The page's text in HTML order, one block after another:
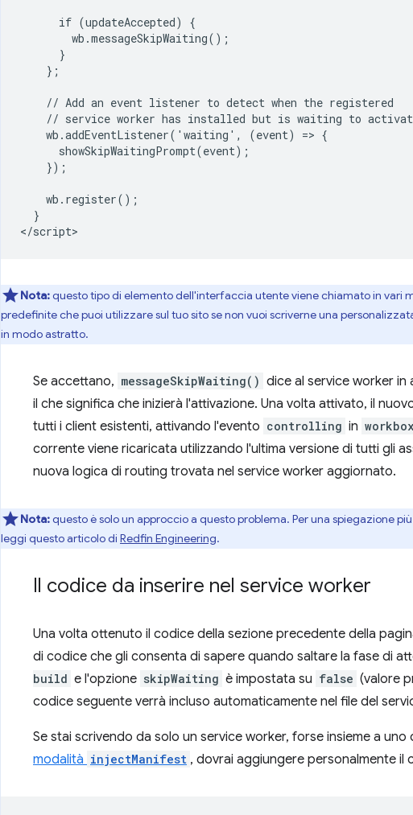
      if (updateAccepted) {
        wb.messageSkipWaiting();
      }
    };
    // Add an event listener to detect when the registered
// service worker has installed but is waiting to
    wb.addEventListener('waiting', (event) => {
      showSkipWaitingPrompt(event);
    });
    wb.register();
  }
Nota:questo tipo di elemento dell'interfaccia utente viene chiamato in vari
predefinite che puoi utilizzare sul tuo sito se non vuoi scriverne una
in modo astratto.
Se accettano, messageSkipWaiting() dice al service worker in
il che significa che inizierà l'attivazione. Una volta attivato, il
tutti i client esistenti, attivando l'evento controlling in
corrente viene ricaricata utilizzando l'ultima versione di tutti gli
nuova logica di routing trovata nel service worker aggiornato.
Nota:questo è solo un approccio a questo problema. Per una spiegazione
leggi questo articolo di Redfin Engineering.
Il codice da inserire nel service worker
Una volta ottenuto il codice della sezione precedente della
di codice che gli consenta di sapere quando saltare la fase di
build e l'opzione skipWaiting è impostata su false (valore
codice seguente verrà incluso automaticamente nel file del
Se stai scrivendo da solo un service worker, forse insieme a
modalità injectManifest , dovrai aggiungere personalmente il